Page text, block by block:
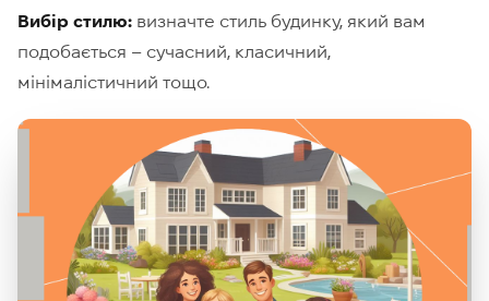
Вибір стилю: визначте стиль будинку, який вам
подобається – сучасний, класичний,
мінімалістичний тощо.